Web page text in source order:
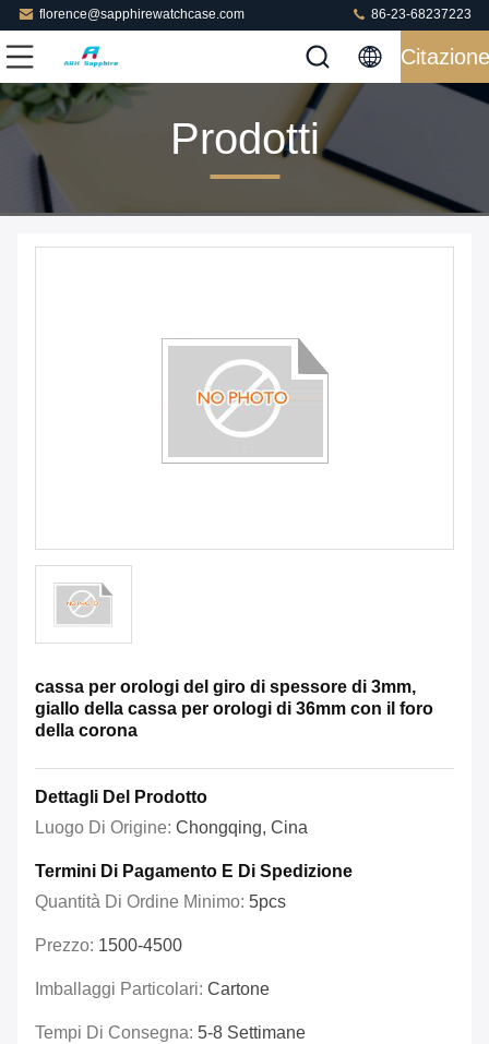
florence@sapphirewatchcase.com 86-23-68237223
Citazione
Prodotti
cassa per orologi del giro di spessore di 3mm,
giallo della cassa per orologi di 36mm con il foro
della corona
Dettagli Del Prodotto
Luogo Di Origine: Chongqing, Cina
Termini Di Pagamento E Di Spedizione
Quantità Di Ordine Minimo: 5pcs
Prezzo: 1500-4500
Imballaggi Particolari: Cartone
Tempi Di Consegna: 5-8 Settimane